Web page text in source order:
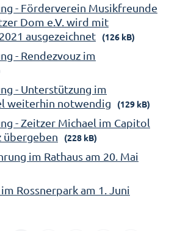
- Förderverein Musikfreunde
Dom e.V. wird mit
ausgezeichnet
(126 kB)
- Rendezvouz im
- Unterstützung im
weiterhin notwendig
(129 kB)
- Zeitzer Michael im Capitol
übergeben
(228 kB)
im Rathaus am 20. Mai
Rossnerpark am 1. Juni